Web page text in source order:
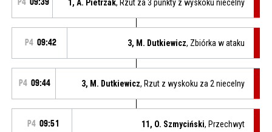
P4 09:39 1, A. Pietrzak, Rzut za 3 punkty z wyskoku niecelny
P4 09:42 3, M. Dutkiewicz, Zbiórka w ataku
P4 09:44 3, M. Dutkiewicz, Rzut z wyskoku za 2 niecelny
P4 09:51 11, O. Szmyciński, Przechwyt